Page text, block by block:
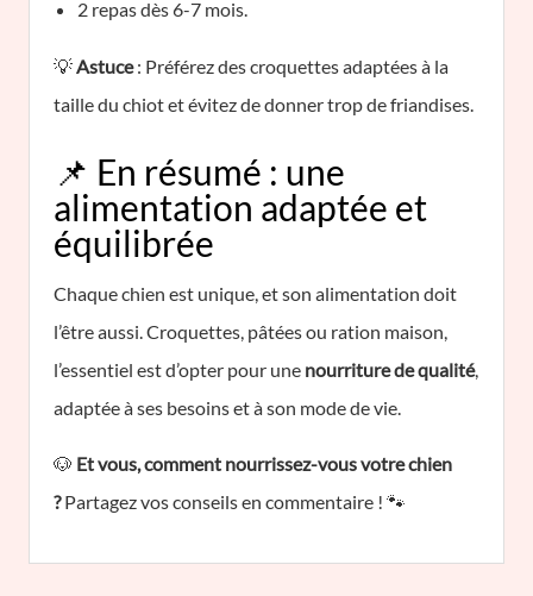
2 repas dès 6-7 mois.
💡Astuce: Préférez des croquettes adaptées à la
taille du chiot et évitez de donner trop de friandises.
📌 En résumé : une
alimentation adaptée et
équilibrée
Chaque chien est unique, et son alimentation doit
l’être aussi. Croquettes, pâtées ou ration maison,
l’essentiel est d’opter pour une nourriture de qualité,
adaptée à ses besoins et à son mode de vie.
🐶 Et vous, comment nourrissez-vous votre chien
?Partagez vos conseils en commentaire ! 🐾